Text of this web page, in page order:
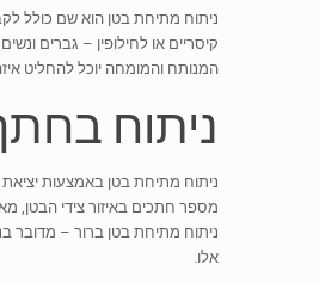
ניתוח מתיחת בטן הוא שם כולל
קיסריים או לחילופין – גברים
המנותח והמומחה יוכל להחליט
ניתוח
ניתוח מתיחת בטן באמצעות
מספר חתכים באיזור צידי הבטן,
ניתוח מתיחת בטן ברור – מדובר
אלו.